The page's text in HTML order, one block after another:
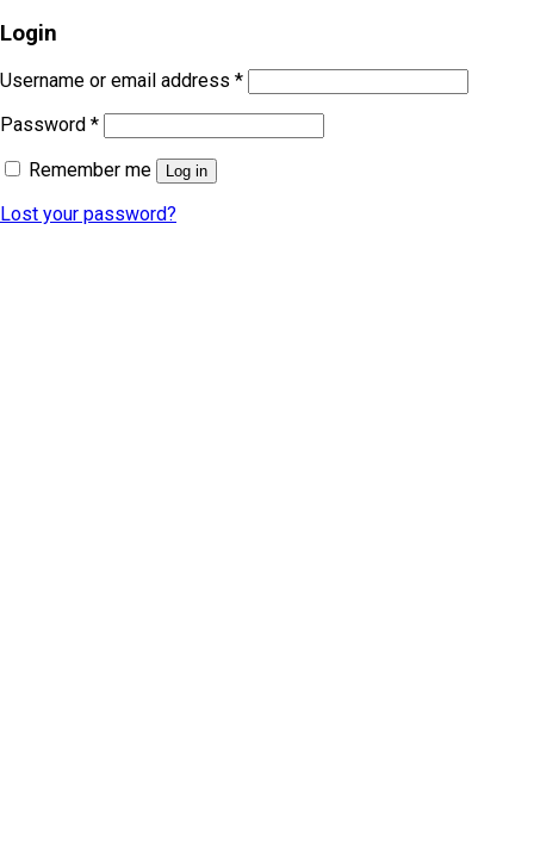
Login
Username or email address *
Password *
Remember me
Log in
Lost your password?